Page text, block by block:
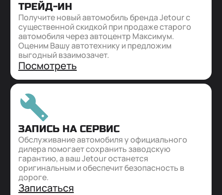
ТРЕЙД-ИН
Получите новый автомобиль бренда Jetour с
существенной скидкой при продаже старого
автомобиля через автоцентр Максимум.
Оценим Вашу автотехнику и предложим
выгодный взаимозачет.
Посмотреть
ЗАПИСЬ НА СЕРВИС
Обслуживание автомобиля у официального
дилера помогает сохранить заводскую
гарантию, а ваш Jetour останется
оригинальным и обеспечит безопасность в
дороге.
Записаться